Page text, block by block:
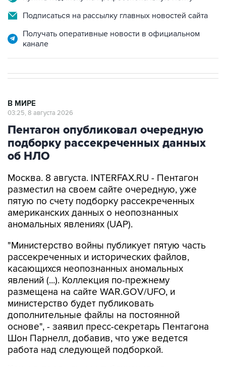
Получать оперативные новости в официальном
Пентагон опубликовал очередную
подборку рассекреченных данных
об НЛО
Москва. 8 августа. INTERFAX.RU - Пентагон
пятую по счету подборку рассекреченных
американских данных о неопознанных
аномальных явлениях (UAP).
"Министерство войны публикует пятую часть
касающихся неопознанных аномальных
явлений (...). Коллекция по-прежнему
размещена на сайте WAR.GOV/UFO, и
министерство будет публиковать
дополнительные файлы на постоянной
основе", - заявил пресс-секретарь Пентагона
Шон Парнелл, добавив, что уже ведется
работа над следующей подборкой.
Как и в предыдущих публикациях, в